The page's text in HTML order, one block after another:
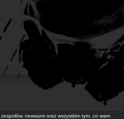
newsami oraz wszystkim tym, co wam